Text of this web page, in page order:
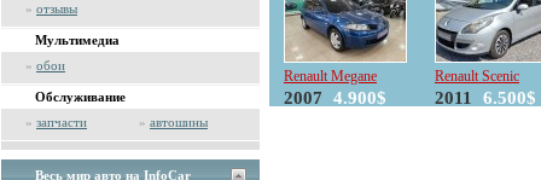
» отзывы
Мультимедиа
» обои
Обслуживание
» запчасти » автошины
Весь мир авто на InfoCar
Renault Megane
2007 4.900$
Renault Scenic
2011 6.500$